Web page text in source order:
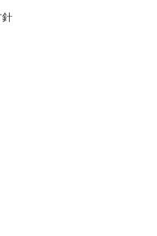
針